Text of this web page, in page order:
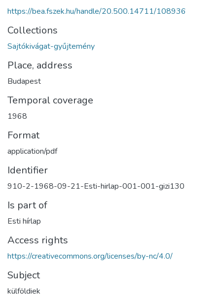
https://bea.fszek.hu/handle/20.500.14711/108936
Collections
Sajtókivágat-gyűjtemény
Place, address
Budapest
Temporal coverage
1968
Format
application/pdf
Identifier
910-2-1968-09-21-Esti-hirlap-001-001-gizi130
Is part of
Esti hírlap
Access rights
https://creativecommons.org/licenses/by-nc/4.0/
Subject
külföldiek